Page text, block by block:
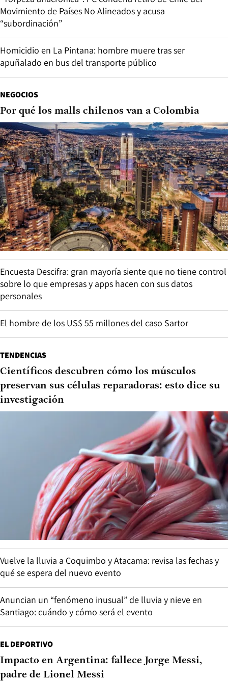
Movimiento de Países No Alineados y acusa
“subordinación”
Homicidio en La Pintana: hombre muere tras ser
apuñalado en bus del transporte público
NEGOCIOS
Por qué los malls chilenos van a Colombia
Encuesta Descifra: gran mayoría siente que no tiene control
sobre lo que empresas y apps hacen con sus datos
personales
El hombre de los US$ 55 millones del caso Sartor
TENDENCIAS
Científicos descubren cómo los músculos
preservan sus células reparadoras: esto dice su
investigación
Vuelve la lluvia a Coquimbo y Atacama: revisa las fechas y
qué se espera del nuevo evento
Anuncian un “fenómeno inusual” de lluvia y nieve en
Santiago: cuándo y cómo será el evento
EL DEPORTIVO
Impacto en Argentina: fallece Jorge Messi,
padre de Lionel Messi